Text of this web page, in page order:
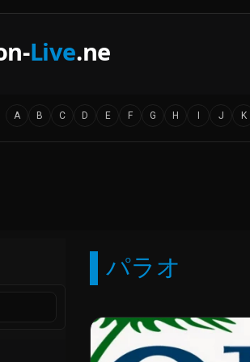
A B C D E F G H J K
パラオ